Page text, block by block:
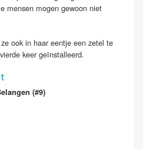
mensen mogen gewoon niet
ook in haar eentje een zetel te
keer geïnstalleerd.
(#9)